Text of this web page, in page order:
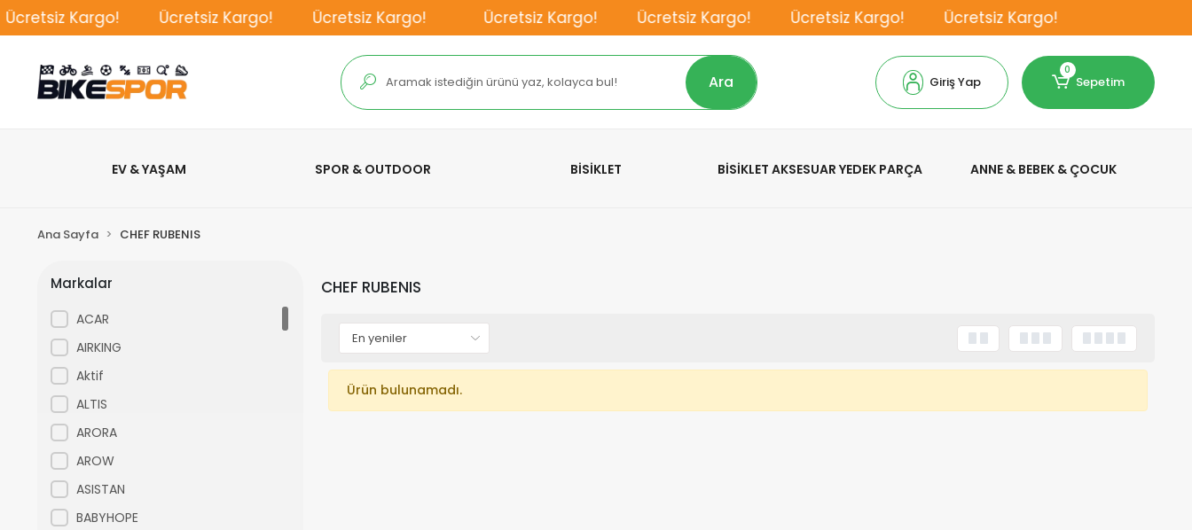
Kargo! Ücretsiz Kargo! Ücretsiz Kargo! Ücretsiz Kargo! Ücretsiz Kargo! Ücretsiz Kargo! Ücretsiz Kargo!
Ara Giriş Yap
0
Sepetim
EV & YAŞAM SPOR & OUTDOOR BİSİKLET BİSİKLET AKSESUAR YEDEK PARÇA ANNE & BEBEK & ÇOCUK
Ana Sayfa CHEF RUBENIS
Markalar
ACAR
AIRKING
Aktif
ALTIS
ARORA
AROW
ASISTAN
BABYHOPE
CHEF RUBENIS
Ürün bulunamadı.